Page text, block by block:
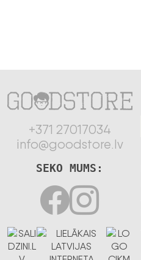
+371 27017034
info@goodstore.lv
SEKO MUMS: